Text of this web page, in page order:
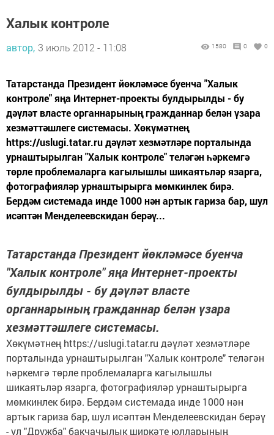
Халык контроле
автор, 3 июль 2012 - 11:08 1580 0 0
Татарстанда Президент йөкләмәсе буенча "Халык
контроле" яңа Интернет-проекты булдырылды - бу
дәүләт власте органнарының гражданнар белән үзара
хезмәттәшлеге системасы. Хөкүмәтнең
https://uslugi.tatar.ru дәүләт хезмәтләре порталында
урнаштырылган "Халык контроле" теләгән һәркемгә
төрле проблемаларга кагылышлы шикаятьләр язарга,
фотографияләр урнаштырырга мөмкинлек бирә.
Бердәм системада инде 1000 нән артык гариза бар, шул
исәптән Менделеевскидан берәү...
Татарстанда Президент йөкләмәсе буенча
"Халык контроле" яңа Интернет-проекты
булдырылды - бу дәүләт власте
органнарының гражданнар белән үзара
хезмәттәшлеге системасы.
Хөкүмәтнең https://uslugi.tatar.ru дәүләт хезмәтләре
порталында урнаштырылган "Халык контроле" теләгән
һәркемгә төрле проблемаларга кагылышлы
шикаятьләр язарга, фотографияләр урнаштырырга
мөмкинлек бирә. Бердәм системада инде 1000 нән
артык гариза бар, шул исәптән Менделеевскидан берәү
- ул "Дружба" бакчачылык ширкәте юлларының